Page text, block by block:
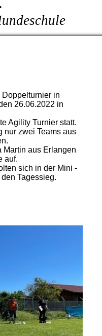
in
26.06.2022 in
Agility Turnier statt.
nur zwei Teams aus
aus Erlangen
auf.
sich in der Mini -
Tagessieg.